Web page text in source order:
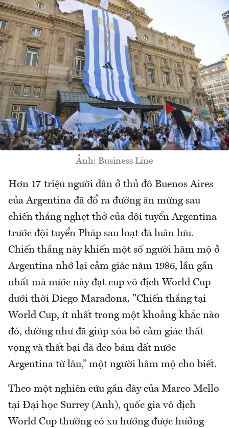
Ảnh: Business Line
Hơn 17 triệu người dân ở thủ đô Buenos Aires
của Argentina đã đổ ra đường ăn mừng sau
chiến thắng nghẹt thở của đội tuyển Argentina
trước đội tuyển Pháp sau loạt đá luân lưu.
Chiến thắng này khiến một số người hâm mộ ở
Argentina nhớ lại cảm giác năm 1986, lần gần
nhất mà nước này đạt cup vô địch World Cup
dưới thời Diego Maradona. "Chiến thắng tại
World Cup, ít nhất trong một khoảng khắc nào
đó, dường như đã giúp xóa bỏ cảm giác thất
vọng và thất bại đã đeo bám đất nước
Argentina từ lâu,” một người hâm mộ cho biết.
Theo một nghiên cứu gần đây của Marco Mello
tại Đại học Surrey (Anh), quốc gia vô địch
World Cup thường có xu hướng được hưởng